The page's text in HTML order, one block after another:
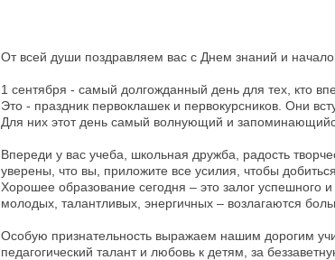
От всей души поздравляем вас с Днем знаний и
1 сентября - самый долгожданный день для тех, кто
Это - праздник первоклашек и первокурсников. Они
Для них этот день самый волнующий и
Впереди у вас учеба, школьная дружба, радость
уверены, что вы, приложите все усилия, чтобы
Хорошее образование сегодня – это залог успешного
молодых, талантливых, энергичных – возлагаются
Особую признательность выражаем нашим дорогим
педагогический талант и любовь к детям, за